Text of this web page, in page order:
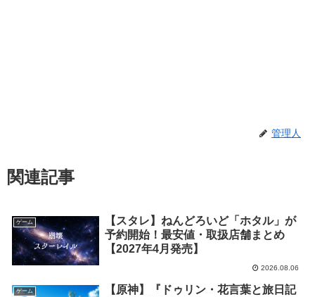
管理人
関連記事
ゲーム
【スタレ】ねんどろいど「ホタル」が
予約開始！最安値・取扱店舗まとめ
【2027年4月発売】
2026.08.06
ゲーム
【原神】『ドゥリン・花言葉と旅日記